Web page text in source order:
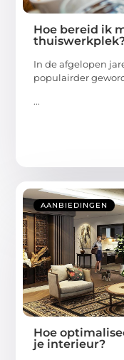
Hoe bereid ik
In de afgelopen
populairder
...
AANBIEDINGEN
Hoe
je interieur?